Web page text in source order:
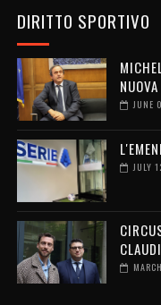
DIRITTO SPORTIVO
JUNE
JULY